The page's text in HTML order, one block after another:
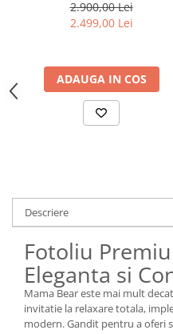
2.900,00 Lei
2.499,00 Lei
ADAUGA IN COS
Descriere
Fotoliu
Eleganta si
Mama Bear este mai mult
invitatie la relaxare totala,
modern. Gandit pentru a oferi